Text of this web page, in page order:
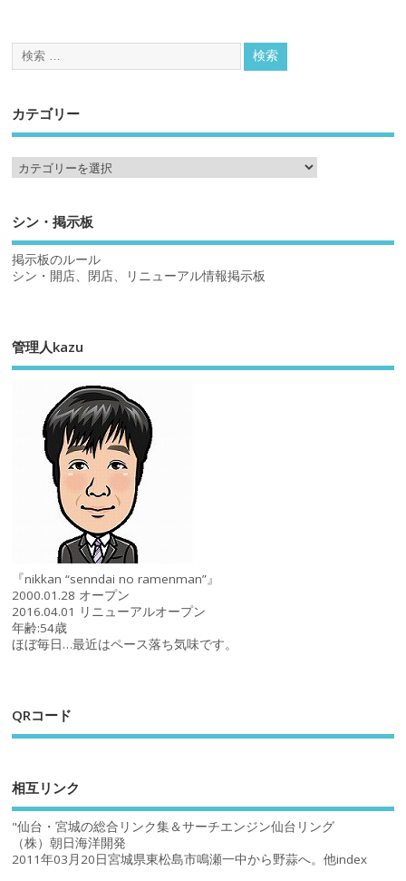
カテゴリー
シン・掲示板
掲示板のルール
シン・開店、閉店、リニューアル情報掲示板
管理人kazu
『nikkan “senndai no ramenman”』
2000.01.28 オープン
2016.04.01 リニューアルオープン
年齢:54歳
ほぼ毎日…最近はペース落ち気味です。
QRコード
相互リンク
"仙台・宮城の総合リンク集＆サーチエンジン仙台リング
（株）朝日海洋開発
2011年03月20日宮城県東松島市鳴瀬一中から野蒜へ。他index